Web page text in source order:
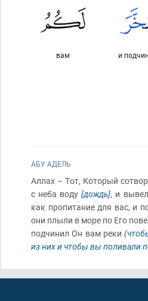
и
вам
АБУ АДЕЛЬ
Аллах – Тот, Который
с неба воду[дождь], и
как пропитание для вас, и
они плыли в море по Его
подчинил Он вам реки
из них и чтобы вы поливали